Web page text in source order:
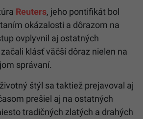
Reuters, jeho pontifikát bol
okázalosti a dôrazom na
ovplyvnil aj ostatných
klásť väčší dôraz nielen na
správaní.
štýl sa taktiež prejavoval aj
prešiel aj na ostatných
tradičných zlatých a drahých